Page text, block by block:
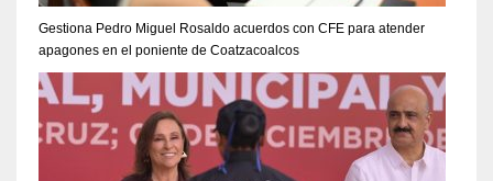
Gestiona Pedro Miguel Rosaldo acuerdos con CFE para atender
apagones en el poniente de Coatzacoalcos